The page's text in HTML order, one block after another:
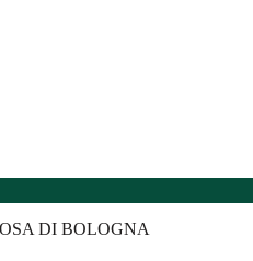
DI BOLOGNA